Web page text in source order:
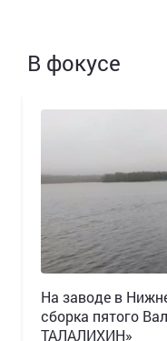
В фокусе
Н️а заводе в
сборка пятого
ТАЛАЛИХИН»